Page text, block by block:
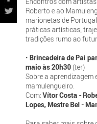
Roberto e ao
marionetas de
práticas artísticas,
tradições rumo ao
• Brincadeira de Pai
maio às 20h30(ter)
Sobre a aprendizagem
mamulengueiro.
Com: Vítor Costa -
Lopes, Mestre Bel -